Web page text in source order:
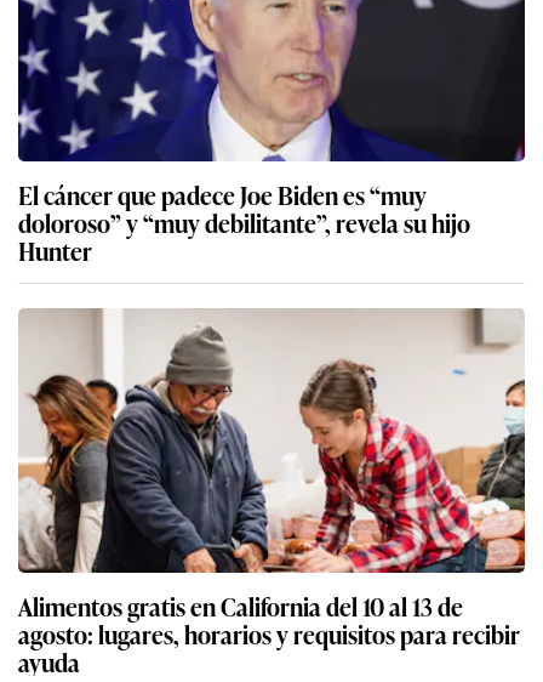
El cáncer que padece Joe Biden es “muy
doloroso” y “muy debilitante”, revela su hijo
Hunter
Alimentos gratis en California del 10 al 13 de
agosto: lugares, horarios y requisitos para recibir
ayuda